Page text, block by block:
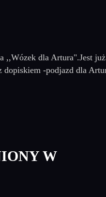
,,Wózek dla Artura".Jest
-podjazd dla
W